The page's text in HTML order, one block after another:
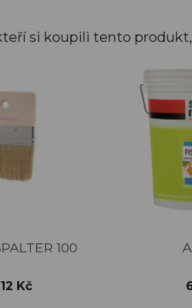
si koupili tento
náhled 100
Kč